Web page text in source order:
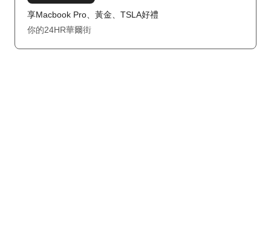
享Macbook Pro、黃金、TSLA好禮
你的24HR華爾街